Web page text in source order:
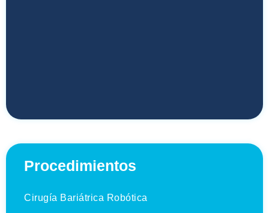
Procedimientos
Cirugía Bariátrica Robótica